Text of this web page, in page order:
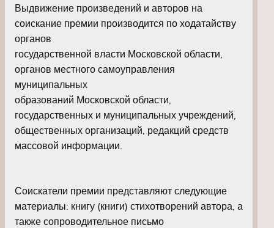
Выдвижение произведений и авторов на
соискание премии производится по ходатайству
органов
государственной власти Московской области,
органов местного самоуправления
муниципальных
образований Московской области,
государственных и муниципальных учреждений,
общественных организаций, редакций средств
массовой информации.
Соискатели премии представляют следующие
материалы: книгу (книги) стихотворений автора, а
также сопроводительное письмо